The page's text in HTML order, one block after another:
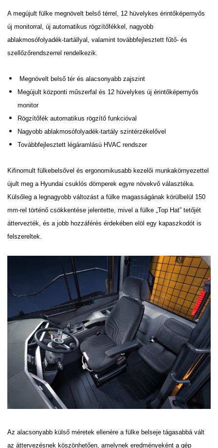
A megújult fülke megnövelt belső térrel, 12 hüvelykes érintőképernyős
új monitorral, új automatikus rögzítőfékkel, nagyobb
ablakmosófolyadék-tartállyal, valamint továbbfejlesztett fűtő- és
szellőzőrendszerrel rendelkezik.
Megnövelt belső tér és alacsonyabb zajszint
Megújult központi műszerfal és 12 hüvelykes új érintőképernyős
monitor
Rögzítőfék automatikus rögzítő funkcióval
Nagyobb ablakmosófolyadék-tartály szintérzékelővel
Továbbfejlesztett légáramlású HVAC rendszer
Kifinomult fülkebelsővel és ergonomikusabb kezelői munkakörnyezettel
újult meg a Hyundai csuklós dömperek egyre növekvő választéka.
Külsőleg a legnagyobb változást a fülke magasságának körülbelül 150
mm-rel történő csökkentése jelentette, mivel a fülke „Top Hat” tetőjét
áttervezték, és a jobb hozzáférés érdekében elöl egy kapaszkodót is
felszereltek.
Az alacsonyabb külső méretek ellenére a fülke belseje tágasabbá vált
az áttervezésnek köszönhetően, amelynek eredményeként a gép